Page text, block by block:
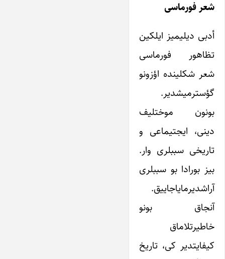
شعر فورماسی
أدبی دیلیمیز ایلکین
تظاهور فورماسی
شعر شکلینده اؤزونو
گؤسترمیشدیر.
بونون موختلیف
دینی، ایجتیماعی و
تاریخی سببلری وار.
بیز بورادا بو سببلری
آراشدیرمایاجاییق.
آنجاق بونو
خاطیرتلاماق
کیفایتدیر کی، تاریخ